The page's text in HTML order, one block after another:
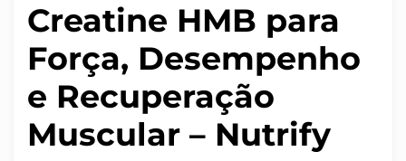
Creatine HMB para
Força, Desempenho
e Recuperação
Muscular – Nutrify